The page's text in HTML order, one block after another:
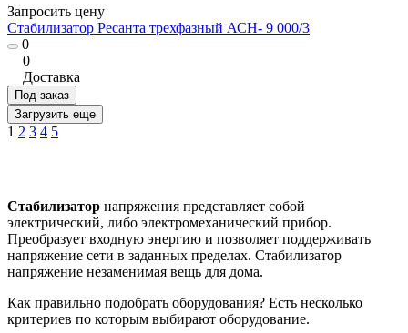
Запросить цену
Стабилизатор Ресанта трехфазный АСН- 9 000/3
0
0
Доставка
Под заказ
Загрузить еще
1 2 3 4 5
Стабилизатор напряжения представляет собой
электрический, либо электромеханический прибор.
Преобразует входную энергию и позволяет поддерживать
напряжение сети в заданных пределах. Стабилизатор
напряжение незаменимая вещь для дома.
Как правильно подобрать оборудования? Есть несколько
критериев по которым выбирают оборудование.